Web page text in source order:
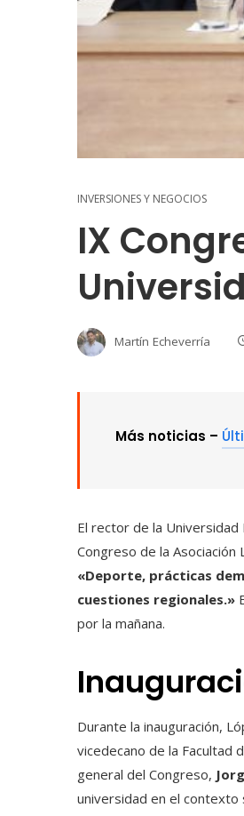
INVERSIONES Y NEGOCIOS
IX
Martín Echeverría
Más noticias –
El rector de la Universidad
Congreso de la
«Deporte, prácticas
cuestiones regionales.»
por la mañana.
Durante la inauguración,
vicedecano de la Facultad
general del Congreso,
universidad en el contexto